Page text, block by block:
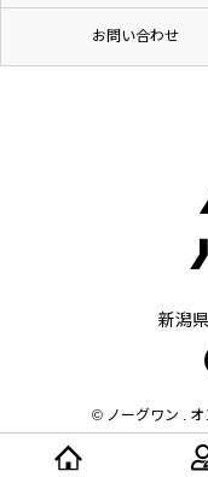
お問い合わせ
新潟
© ノーグワン . オ